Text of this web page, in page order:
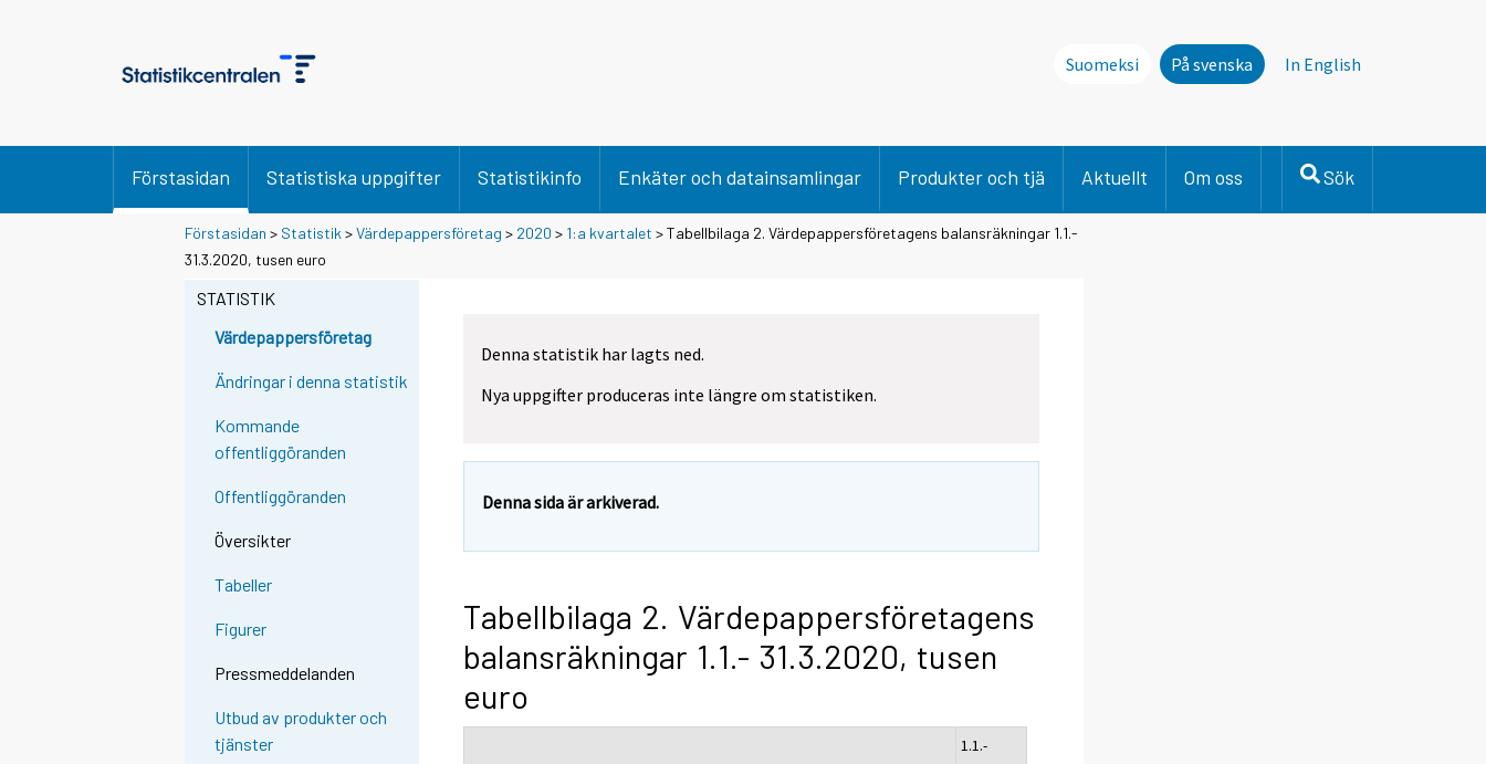
Suomeksi På svenska In English
Förstasidan Statistiska uppgifter Statistikinfo Enkäter och datainsamlingar Produkter och tjä Aktuellt Om oss Sök
Förstasidan > Statistik >Värdepappersföretag > 2020 > 1:a kvartalet > Tabellbilaga 2. Värdepappersföretagens balansräkningar 1.1.-
31.3.2020, tusen euro
STATISTIK
Värdepappersföretag
Ändringar i denna statistik
Kommande
offentliggöranden
Offentliggöranden
Översikter
Tabeller
Figurer
Pressmeddelanden
Utbud av produkter och
tjänster
Denna statistik har lagts ned.
Nya uppgifter produceras inte längre om statistiken.
Denna sida är arkiverad.
Tabellbilaga 2. Värdepappersföretagens
balansräkningar 1.1.- 31.3.2020, tusen
euro
1.1.-